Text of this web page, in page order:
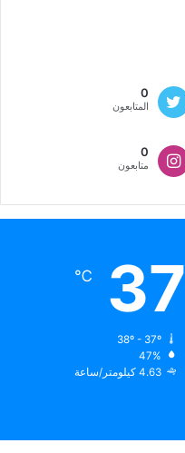
0
المتابعون
0
متابعون
37
℃
47%
4.63 كيلومتر/ساعة